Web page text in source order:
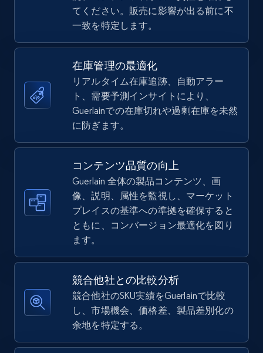
URL, Title, Available, Description, Currency, Initial
price, Final price, Discount percent, and more.
5.4K+ 668+ 今すぐ始める
TikTok Shop - Collect TikTok shop products
by keywords search
URL, Title, Available, Description, Currency, Initial
price, Final price, Discount percent, and more.
TikTok Shop - discover records by shop url
URL, Title, Available, Description, Currency, Initial
price, Final price, Discount percent, and more.
てください。販売に影響が出る前に不
一致を特定します。
在庫管理の最適化
リアルタイム在庫追跡、自動アラー
ト、需要予測インサイトにより、
Guerlainでの在庫切れや過剰在庫を未然
に防ぎます。
コンテンツ品質の向上
Guerlain 全体の製品コンテンツ、画
像、説明、属性を監視し、マーケット
プレイスの基準への準拠を確保すると
ともに、コンバージョン最適化を図り
ます。
競合他社との比較分析
競合他社のSKU実績をGuerlainで比較
し、市場機会、価格差、製品差別化の
余地を特定する。